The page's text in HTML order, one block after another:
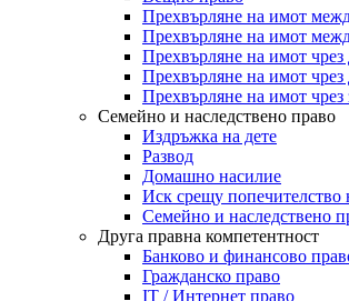
Прехвърляне на имот
Прехвърляне на имот
Прехвърляне на имот чрез
Прехвърляне на имот чрез
Прехвърляне на имот чрез
Семейно и наследствено право
Издръжка на дете
Развод
Домашно насилие
Иск срещу попечителство
Семейно и наследствено
Друга правна компетентност
Банково и финансово
Гражданско право
IT / Интернет право